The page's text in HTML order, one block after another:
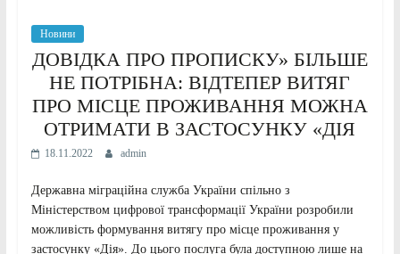
Новини
ДОВІДКА ПРО ПРОПИСКУ» БІЛЬШЕ
НЕ ПОТРІБНА: ВІДТЕПЕР ВИТЯГ
ПРО МІСЦЕ ПРОЖИВАННЯ МОЖНА
ОТРИМАТИ В ЗАСТОСУНКУ «ДІЯ
18.11.2022 admin
Державна міграційна служба України спільно з
Міністерством цифрової трансформації України розробили
можливість формування витягу про місце проживання у
застосунку «Дія». До цього послуга була доступною лише на